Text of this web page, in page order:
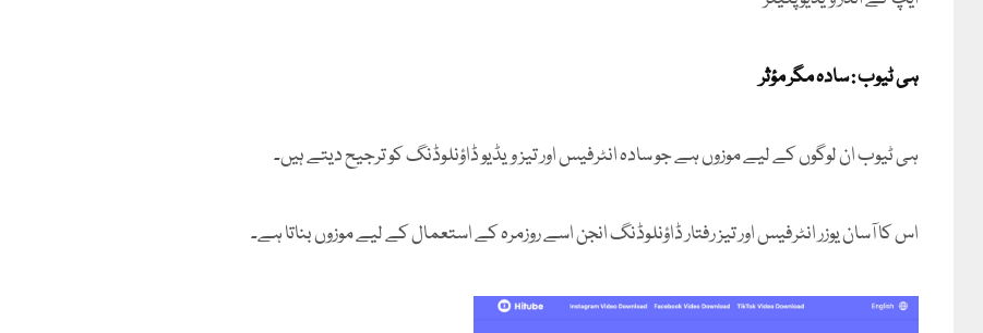
ہی ٹیوب : سادہ مگر مؤثر
ہی ٹیوب ان لوگوں کے لیے موزوں ہے جو سادہ انٹرفیس اور تیز ویڈیو ڈاؤنلوڈنگ کو ترجیح دیتے ہیں۔
اس کا آسان یوزر انٹرفیس اور تیز رفتار ڈاؤنلوڈنگ انجن اسے روزمرہ کے استعمال کے لیے موزوں بناتا ہے۔